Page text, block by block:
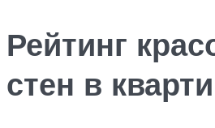
Рейтинг
стен в